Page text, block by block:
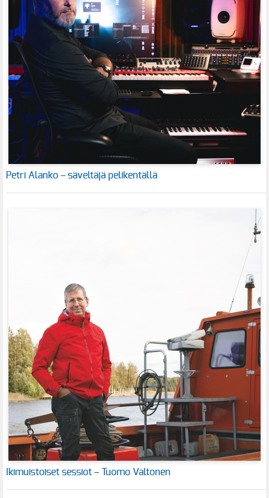
Petri Alanko – säveltäjä pelikentällä
Ikimuistoiset sessiot – Tuomo Valtonen